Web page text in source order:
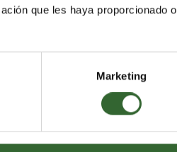
que les haya proporcionado o
Marketing